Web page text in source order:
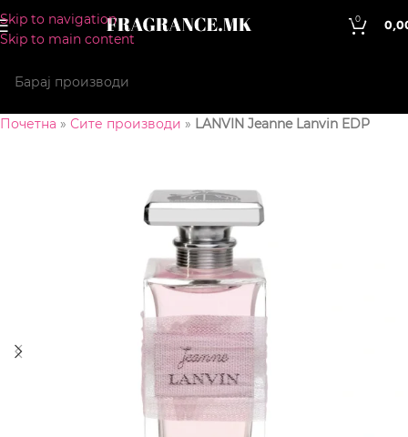
Skip to navigation
Skip to main content
0
Почетна » Сите производи » LANVIN Jeanne Lanvin EDP